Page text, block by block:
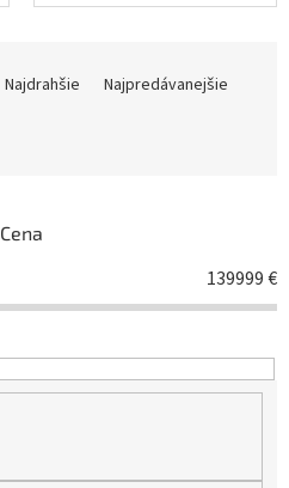
Najdrahšie
Najpredávanejšie
Cena
139999€